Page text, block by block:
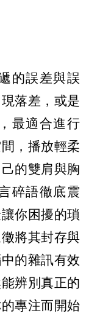
的誤差與誤
落差，或是
最適合進行
，播放輕柔
的雙肩與胸
碎語徹底震
你困擾的瑣
將其封存與
的雜訊有效
辨別真正的
專注而開始